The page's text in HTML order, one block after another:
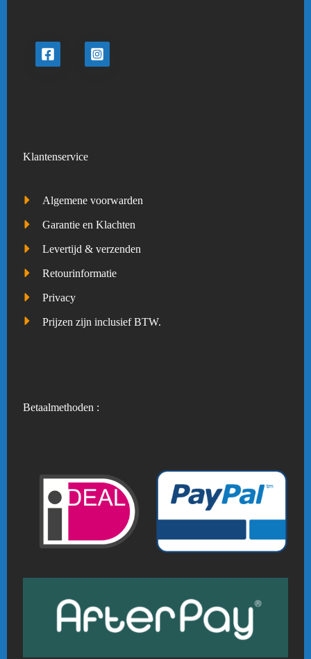
Klantenservice
Algemene voorwarden
Garantie en Klachten
Levertijd & verzenden
Retourinformatie
Privacy
Prijzen zijn inclusief BTW.
Betaalmethoden :